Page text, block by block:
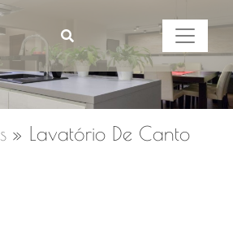
» Lavatório De Canto